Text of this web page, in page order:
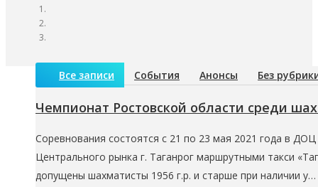
Все записи События Анонсы Без
Чемпионат Ростовской области среди
Соревнования состоятся с 21 по 23 мая 2021 года в
Центрального рынка г. Таганрог маршрутными такси
допущены шахматисты 1956 г.р. и старше при наличии у…